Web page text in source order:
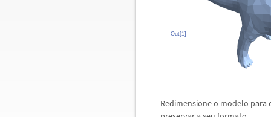
Out[1]=
Redimensione o modelo para